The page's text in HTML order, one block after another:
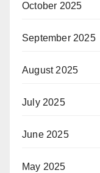
October 2025
September 2025
August 2025
July 2025
June 2025
May 2025